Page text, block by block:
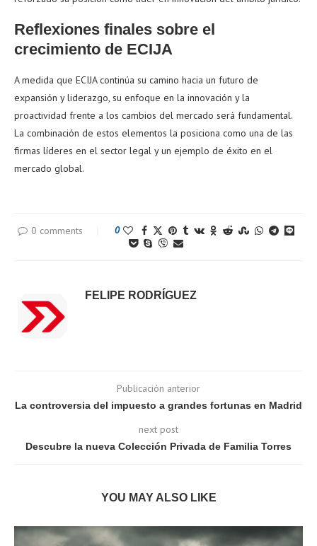
Reflexiones finales sobre el
crecimiento de ECIJA
A medida que ECIJA continúa su camino hacia un futuro de
expansión y liderazgo, su enfoque en la innovación y la
proactividad frente a los cambios del mercado será fundamental.
La combinación de estos elementos la posiciona como una de las
firmas líderes en el sector legal y un ejemplo de éxito en el
mercado global.
0 comments 0
FELIPE RODRÍGUEZ
Publicación anterior
La controversia del impuesto a grandes fortunas en Madrid
next post
Descubre la nueva Colección Privada de Familia Torres
YOU MAY ALSO LIKE